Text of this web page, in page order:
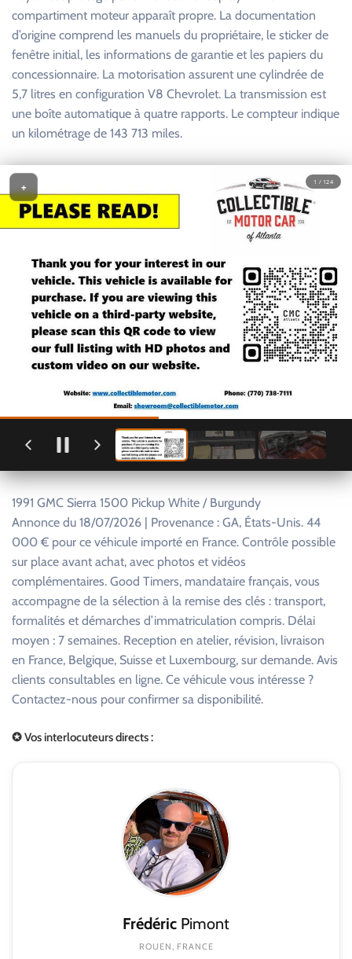
compartiment moteur apparaît propre. La documentation
d’origine comprend les manuels du propriétaire, le sticker de
fenêtre initial, les informations de garantie et les papiers du
concessionnaire. La motorisation assurent une cylindrée de
5,7 litres en configuration V8 Chevrolet. La transmission est
une boîte automatique à quatre rapports. Le compteur indique
un kilométrage de 143 713 miles.
1 / 124
+
1991 GMC Sierra 1500 Pickup White / Burgundy
Annonce du 18/07/2026 | Provenance : GA, États-Unis. 44
000 € pour ce véhicule importé en France. Contrôle possible
sur place avant achat, avec photos et vidéos
complémentaires. Good Timers, mandataire français, vous
accompagne de la sélection à la remise des clés : transport,
formalités et démarches d’immatriculation compris. Délai
moyen : 7 semaines. Reception en atelier, révision, livraison
en France, Belgique, Suisse et Luxembourg, sur demande. Avis
clients consultables en ligne. Ce véhicule vous intéresse ?
Contactez-nous pour confirmer sa disponibilité.
✪ Vos interlocuteurs directs :
Frédéric Pimont
ROUEN, FRANCE